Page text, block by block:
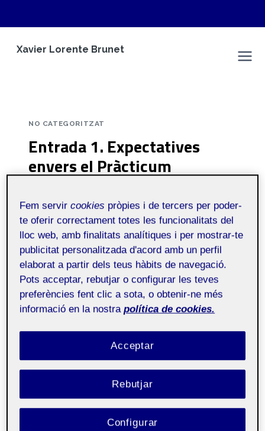
Xavier Lorente Brunet
NO CATEGORITZAT
Entrada 1. Expectatives
envers el Pràcticum
M1.862 – PRC Àmbit
millora de la
pràctica educativa
(formal) – Aula 4
Públic
Bones, em dic Xavier Lorente, tinc 25 anys i
no he pogut realitzar les entrades previstes
abans de començar les pràctiques curriculars,
…
LLEGIR MÉS
1.
EXPECTATIVES
Fem servircookies pròpies i de tercers per poder-
te oferir correctament totes les funcionalitats del
lloc web, amb finalitats analítiques i per mostrar-te
publicitat personalitzada d'acord amb un perfil
elaborat a partir dels teus hàbits de navegació.
Pots acceptar, rebutjar o configurar les teves
preferències fent clic a sota, o obtenir-ne més
informació en la nostra política de cookies.
Rebutjar
Acceptar
Configurar